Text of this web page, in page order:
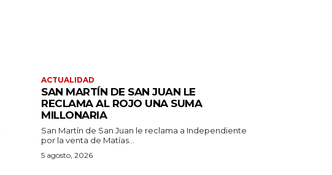
ACTUALIDAD
SAN MARTÍN DE SAN JUAN LE
RECLAMA AL ROJO UNA SUMA
MILLONARIA
San Martín de San Juan le reclama a Independiente
por la venta de Matías...
5 agosto, 2026